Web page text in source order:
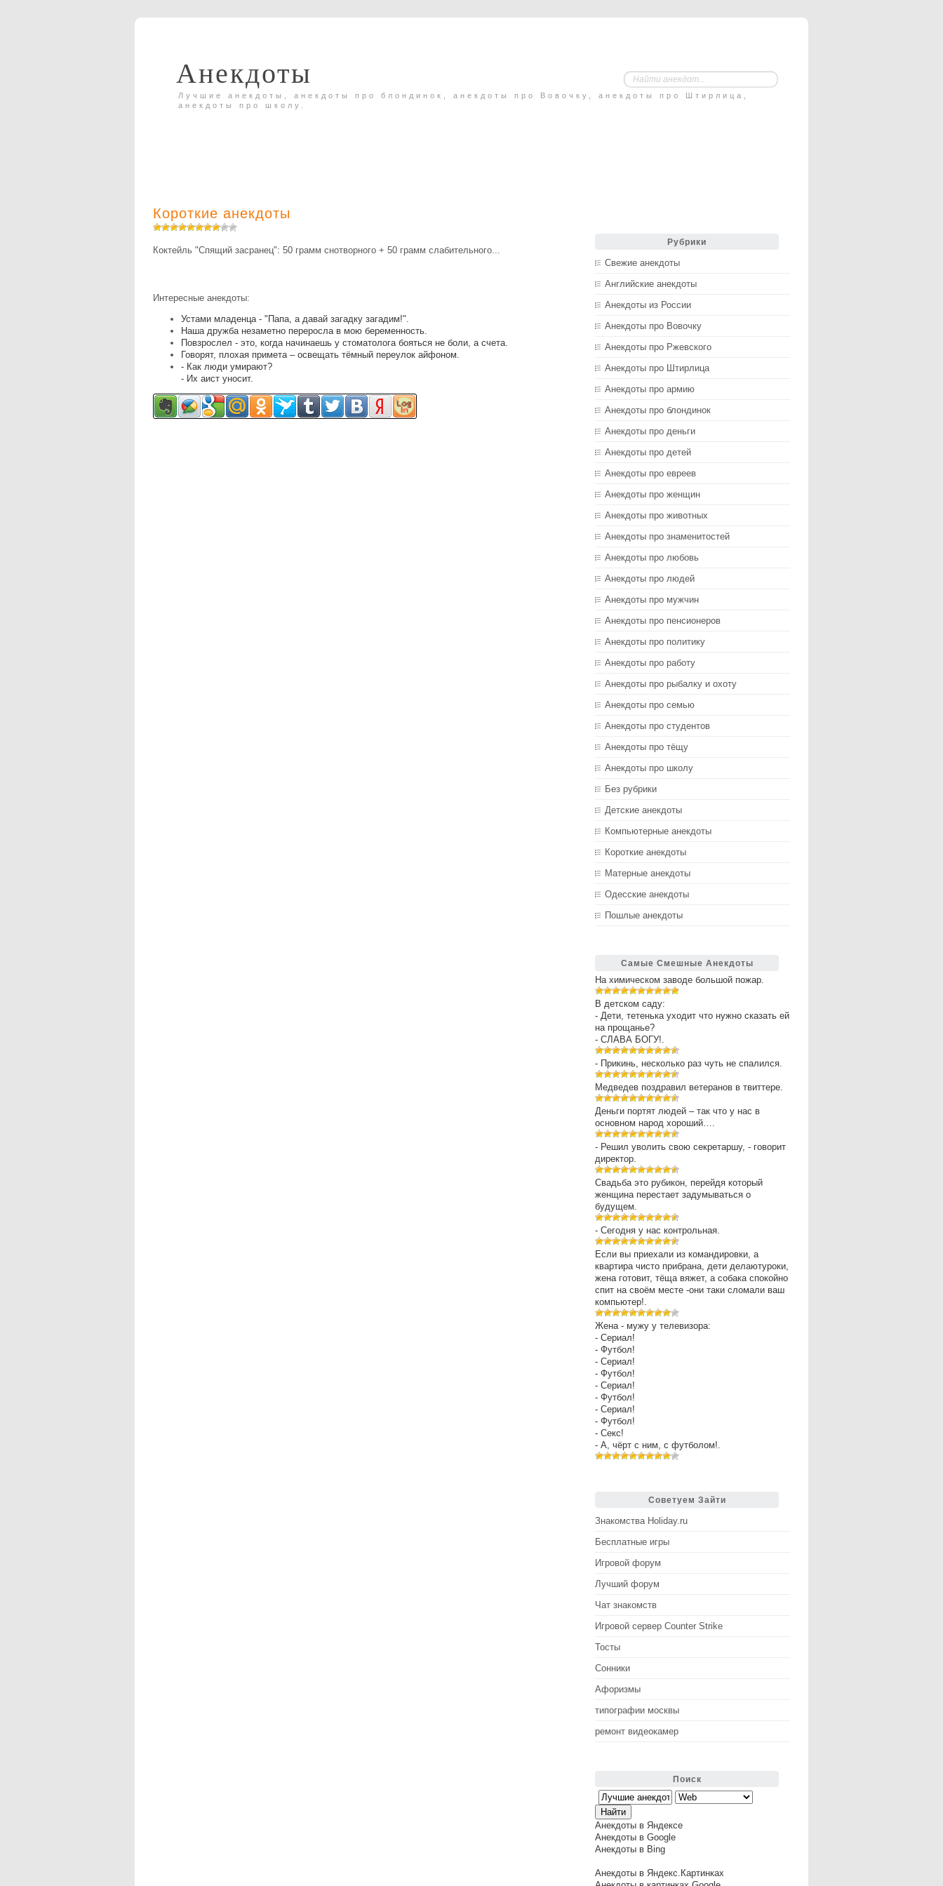
Анекдоты
Лучшие анекдоты, анекдоты про блондинок, анекдоты про Вовочку, анекдоты про Штирлица,
анекдоты про школу.
Короткие анекдоты
Коктейль "Спящий засранец": 50 грамм снотворного + 50 грамм слабительного...
Интересные анекдоты:
Устами младенца - "Папа, а давай загадку загадим!".
Наша дружба незаметно переросла в мою беременность.
Повзрослел - это, когда начинаешь у стоматолога бояться не боли, а счета.
Говорят, плохая примета – освещать тёмный переулок айфоном.
- Как люди умирают?
- Их аист уносит.
Рубрики
Свежие анекдоты
Английские анекдоты
Анекдоты из России
Анекдоты про Вовочку
Анекдоты про Ржевского
Анекдоты про Штирлица
Анекдоты про армию
Анекдоты про блондинок
Анекдоты про деньги
Анекдоты про детей
Анекдоты про евреев
Анекдоты про женщин
Анекдоты про животных
Анекдоты про знаменитостей
Анекдоты про любовь
Анекдоты про людей
Анекдоты про мужчин
Анекдоты про пенсионеров
Анекдоты про политику
Анекдоты про работу
Анекдоты про рыбалку и охоту
Анекдоты про семью
Анекдоты про студентов
Анекдоты про тёщу
Анекдоты про школу
Без рубрики
Детские анекдоты
Компьютерные анекдоты
Короткие анекдоты
Матерные анекдоты
Одесские анекдоты
Пошлые анекдоты
Самые Смешные Анекдоты
На химическом заводе большой пожар.
В детском саду:
- Дети, тетенька уходит что нужно сказать ей
на прощанье?
- СЛАВА БОГУ!.
- Прикинь, несколько раз чуть не спалился.
Медведев поздравил ветеранов в твиттере.
Деньги портят людей – так что у нас в
основном народ хороший….
- Решил уволить свою секретаршу, - говорит
директор.
Свадьба это рубикон, перейдя который
женщина перестает задумываться о
будущем.
- Сегодня у нас контрольная.
Если вы приехали из командировки, а
квартира чисто прибрана, дети делаютуроки,
жена готовит, тёща вяжет, а собака спокойно
спит на своём месте -они таки сломали ваш
компьютер!.
Жена - мужу у телевизора:
- Сериал!
- Футбол!
- Сериал!
- Футбол!
- Сериал!
- Футбол!
- Сериал!
- Футбол!
- Секс!
- А, чёрт с ним, с футболом!.
Советуем Зайти
Знакомства Holiday.ru
Бесплатные игры
Игровой форум
Лучший форум
Чат знакомств
Игровой сервер Counter Strike
Тосты
Сонники
Афоризмы
типографии москвы
ремонт видеокамер
Поиск
Анекдоты в Яндексе
Анекдоты в Google
Анекдоты в Bing
Анекдоты в Яндекс.Картинках